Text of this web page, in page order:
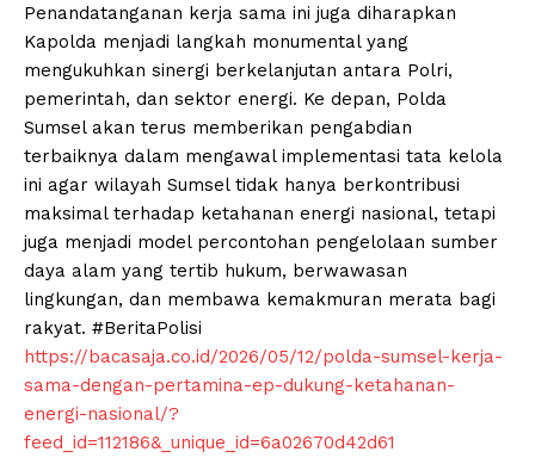
Penandatanganan kerja sama ini juga diharapkan
Kapolda menjadi langkah monumental yang
mengukuhkan sinergi berkelanjutan antara Polri,
pemerintah, dan sektor energi. Ke depan, Polda
Sumsel akan terus memberikan pengabdian
terbaiknya dalam mengawal implementasi tata kelola
ini agar wilayah Sumsel tidak hanya berkontribusi
maksimal terhadap ketahanan energi nasional, tetapi
juga menjadi model percontohan pengelolaan sumber
daya alam yang tertib hukum, berwawasan
lingkungan, dan membawa kemakmuran merata bagi
rakyat. #BeritaPolisi
https://bacasaja.co.id/2026/05/12/polda-sumsel-kerja-
sama-dengan-pertamina-ep-dukung-ketahanan-
energi-nasional/?
feed_id=112186&_unique_id=6a02670d42d61